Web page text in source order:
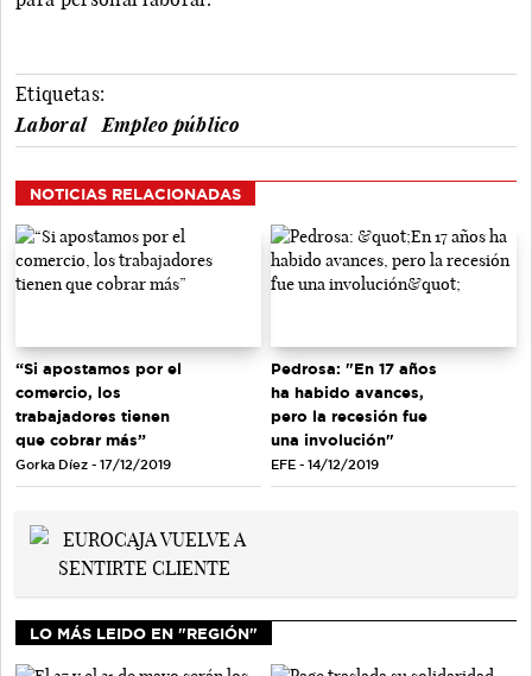
Etiquetas:
Laboral
Empleo público
NOTICIAS RELACIONADAS
“Si apostamos por el
comercio, los
trabajadores tienen
que cobrar más”
Gorka Díez - 17/12/2019
Pedrosa: "En 17 años
ha habido avances,
pero la recesión fue
una involución"
EFE - 14/12/2019
LO MÁS LEIDO EN "REGIÓN"